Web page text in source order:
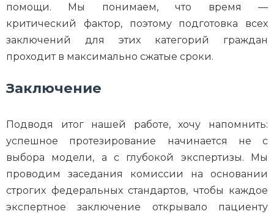
помощи. Мы понимаем, что время —
критический фактор, поэтому подготовка всех
заключений для этих категорий граждан
проходит в максимально сжатые сроки.
Заключение
Подводя итог нашей работе, хочу напомнить:
успешное протезирование начинается не с
выбора модели, а с глубокой экспертизы. Мы
проводим заседания комиссии на основании
строгих федеральных стандартов, чтобы каждое
экспертное заключение открывало пациенту